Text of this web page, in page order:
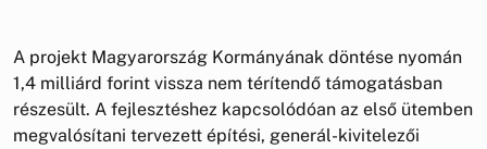
A projekt Magyarország Kormányának döntése nyomán
1,4 milliárd forint vissza nem térítendő támogatásban
részesült. A fejlesztéshez kapcsolódóan az első ütemben
megvalósítani tervezett építési, generál-kivitelezői